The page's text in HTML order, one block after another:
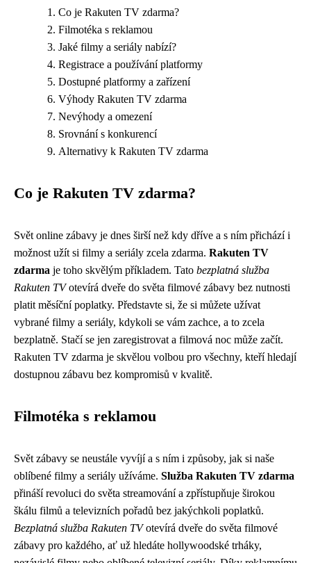
Co je Rakuten TV zdarma?
Filmotéka s reklamou
Jaké filmy a seriály nabízí?
Registrace a používání platformy
Dostupné platformy a zařízení
Výhody Rakuten TV zdarma
Nevýhody a omezení
Srovnání s konkurencí
Alternativy k Rakuten TV zdarma
Co je Rakuten TV zdarma?
Svět online zábavy je dnes širší než kdy dříve a s ním přichází i
možnost užít si filmy a seriály zcela zdarma. Rakuten TV
zdarma je toho skvělým příkladem. Tato bezplatná služba
Rakuten TVotevírá dveře do světa filmové zábavy bez nutnosti
platit měsíční poplatky. Představte si, že si můžete užívat
vybrané filmy a seriály, kdykoli se vám zachce, a to zcela
bezplatně. Stačí se jen zaregistrovat a filmová noc může začít.
Rakuten TV zdarma je skvělou volbou pro všechny, kteří hledají
dostupnou zábavu bez kompromisů v kvalitě.
Filmotéka s reklamou
Svět zábavy se neustále vyvíjí a s ním i způsoby, jak si naše
oblíbené filmy a seriály užíváme. Služba Rakuten TV zdarma
přináší revoluci do světa streamování a zpřístupňuje širokou
škálu filmů a televizních pořadů bez jakýchkoli poplatků.
Bezplatná služba Rakuten TVotevírá dveře do světa filmové
zábavy pro každého, ať už hledáte hollywoodské trháky,